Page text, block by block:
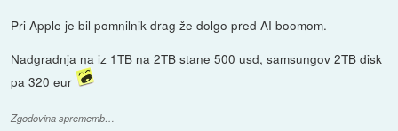
Pri Apple je bil pomnilnik drag že dolgo pred AI boomom.
Nadgradnja na iz 1TB na 2TB stane 500 usd, samsungov 2TB disk
pa 320 eur
Zgodovina sprememb…